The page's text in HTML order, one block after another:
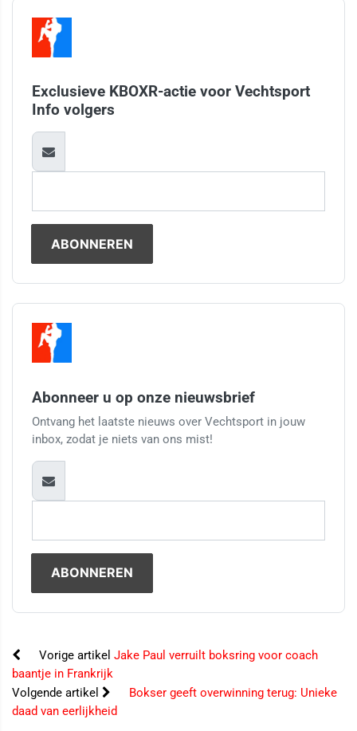
Exclusieve KBOXR-actie voor Vechtsport
Info volgers
Abonneer u op onze nieuwsbrief
Ontvang het laatste nieuws over Vechtsport in jouw
inbox, zodat je niets van ons mist!
Vorige artikel Jake Paul verruilt boksring voor coach
baantje in Frankrijk
Volgende artikel
Bokser geeft overwinning terug: Unieke
daad van eerlijkheid